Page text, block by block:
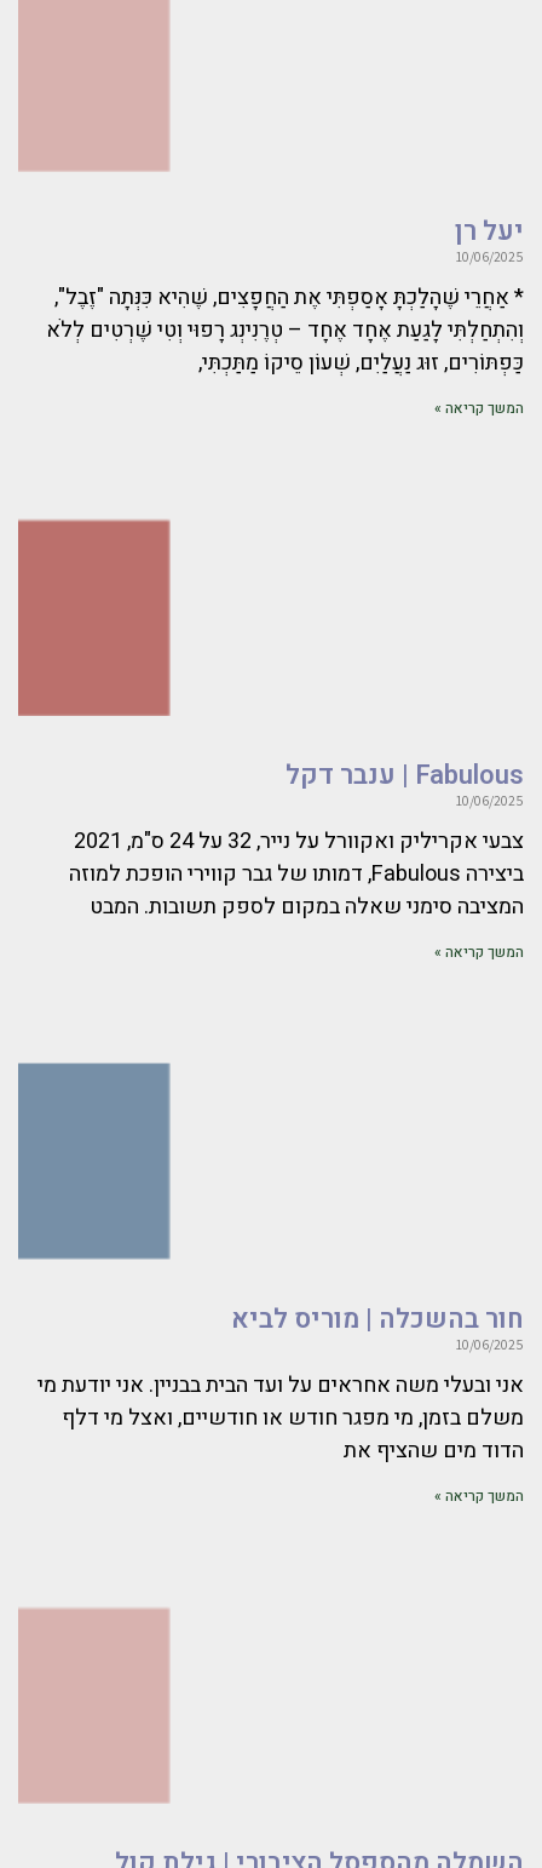
יעל רן
10/06/2025
* אַחֲרֵי שֶׁהָלַכְתָּ אָסַפְתִּי אֶת הַחֲפָצִים, שֶׁהִיא כִּנְּתָה "זֶבֶל",
וְהִתְחַלְתִּי לָגַעַת אֶחָד אֶחָד – טְרֶנִינְג רָפוּי וְטִי שֶׁרְטִים לְלֹא
כַּפְתּוֹרִים, זוּג נַעֲלַיִם, שְׁעוֹן סֵיקוֹ מַתַּכְתִּי,
המשך קריאה »
Fabulous | ענבר דקל
10/06/2025
צבעי אקריליק ואקוורל על נייר, 32 על 24 ס"מ, 2021
ביצירה Fabulous, דמותו של גבר קווירי הופכת למוזה
המציבה סימני שאלה במקום לספק תשובות. המבט
המשך קריאה »
חור בהשכלה | מוריס לביא
10/06/2025
אני ובעלי משה אחראים על ועד הבית בבניין. אני יודעת מי
משלם בזמן, מי מפגר חודש או חודשיים, ואצל מי דלף
הדוד מים שהציף את
המשך קריאה »